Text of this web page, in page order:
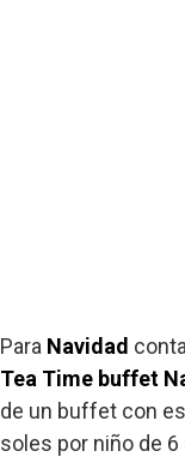
Para Navidad
Tea Time buffet
de un buffet con
soles por niño de 6